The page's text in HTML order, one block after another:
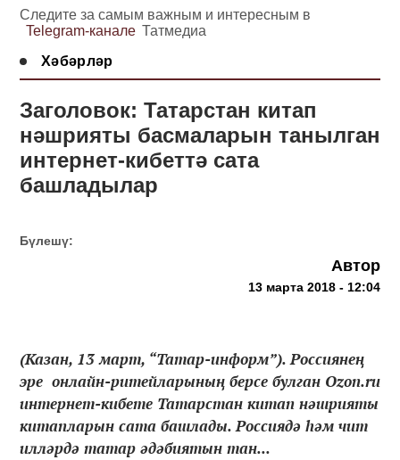
Следите за самым важным и интересным в
Telegram-канале Татмедиа
Хәбәрләр
Заголовок: Татарстан китап
нәшрияты басмаларын танылган
интернет-кибеттә сата
башладылар
Бүлешү:
Автор
13 марта 2018 - 12:04
(Казан, 13 март, “Татар-информ”). Россиянең
эре онлайн-ритейларының берсе булган Оzon.ru
интернет-кибете Татарстан китап нәшрияты
китапларын сата башлады. Россиядә һәм чит
илләрдә татар әдәбиятын тан...